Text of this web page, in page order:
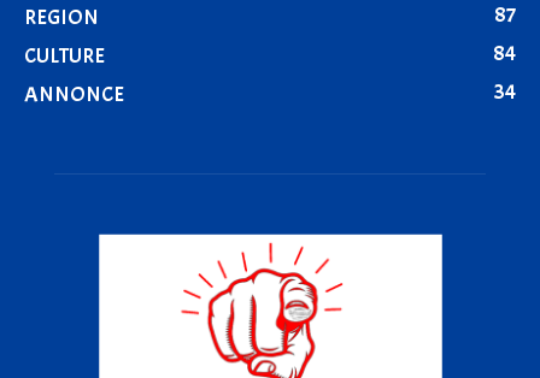
REGION
87
CULTURE
84
ANNONCE
34